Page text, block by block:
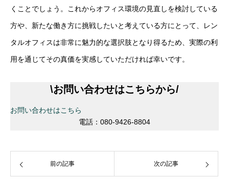
くことでしょう。これからオフィス環境の見直しを検討している
方や、新たな働き方に挑戦したいと考えている方にとって、レン
タルオフィスは非常に魅力的な選択肢となり得るため、実際の利
用を通じてその真価を実感していただければ幸いです。
\お問い合わせはこちらから/
お問い合わせはこちら
電話：080-9426-8804
前の記事 次の記事